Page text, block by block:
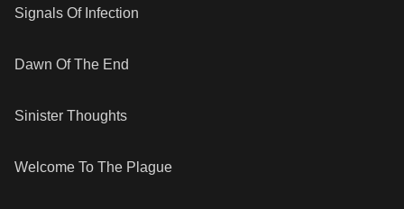
Signals Of Infection
Dawn Of The End
Sinister Thoughts
Welcome To The Plague